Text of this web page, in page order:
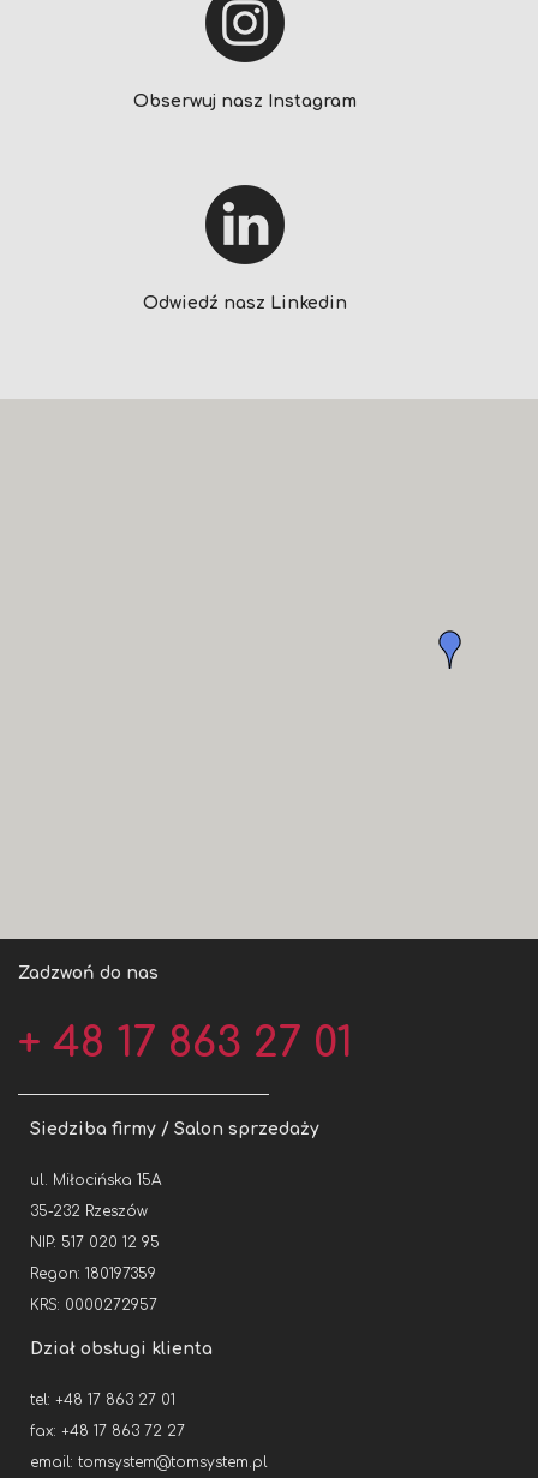
Obserwuj nasz Instagram
Odwiedź nasz Linkedin
Zadzwoń do nas
+ 48 17 863 27 01
Siedziba firmy / Salon sprzedaży
ul. Miłocińska 15A
35-232 Rzeszów
NIP: 517 020 12 95
Regon: 180197359
KRS: 0000272957
Dział obsługi klienta
tel: +48 17 863 27 01
fax: +48 17 863 72 27
email: tomsystem@tomsystem.pl